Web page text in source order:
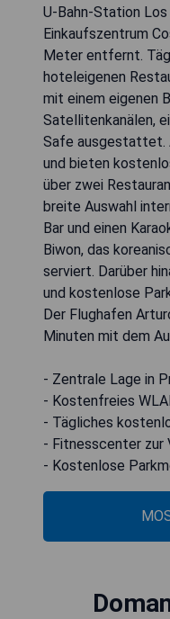
U-Bahn-Station
Einkaufszentrum
Meter entfernt.
hoteleigenen
mit einem eigenen
Satellitenkanälen,
Safe ausgestattet.
und bieten
über zwei
breite Auswahl
Bar und einen
Biwon, das
serviert. Darüber
und kostenlose
Der Flughafen
Minuten mit dem
- Zentrale Lage in
- Kostenfreies
- Tägliches
- Fitnesscenter zur
- Kostenlose